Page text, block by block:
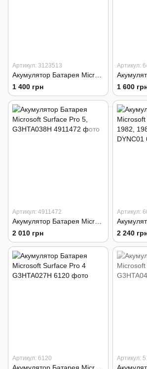
Артикул: 3123513
1 400 грн
Артикул:
1 600
Артикул: 4911472
2 010 грн
Артикул:
2 240
Артикул: 6120 Артикул: